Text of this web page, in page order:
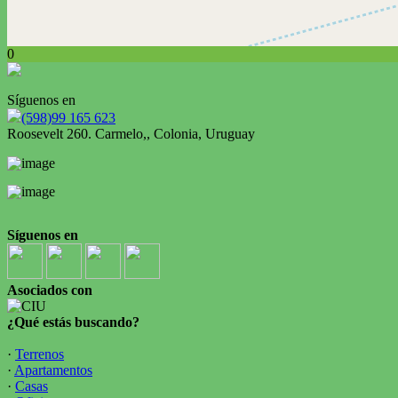
0
Síguenos en
(598)99 165 623
Roosevelt 260. Carmelo,, Colonia, Uruguay
Síguenos en
Asociados con
¿Qué estás buscando?
· Terrenos
· Apartamentos
· Casas